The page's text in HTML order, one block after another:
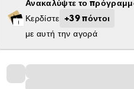
Ανακαλύψτε το
Κερδίστε +39 πόντοι
με αυτή την αγορά